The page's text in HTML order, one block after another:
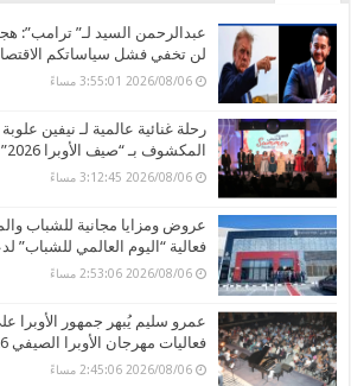
عبدالرحمن السيد لـ” ترامب”:
لن تخفي فشل سياساتكم
2026/08/06 3:55:01 مساءً
رحلة غنائية عالمية لـ نيفين
المكشوف بـ “صيف الأوبرا 2026”
2026/08/06 3:12:45 مساءً
عروض ومزايا مجانية للشباب
فعالية “اليوم العالمي للشباب”
2026/08/06 2:53:06 مساءً
عمرو سليم يُبهر جمهور
فعاليات مهرجان الأوبرا الصيفي 2026
2026/08/06 2:45:06 مساءً